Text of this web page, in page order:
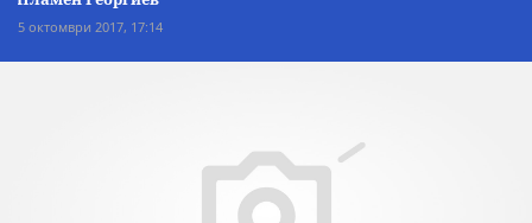
5 октомври 2017, 17:14